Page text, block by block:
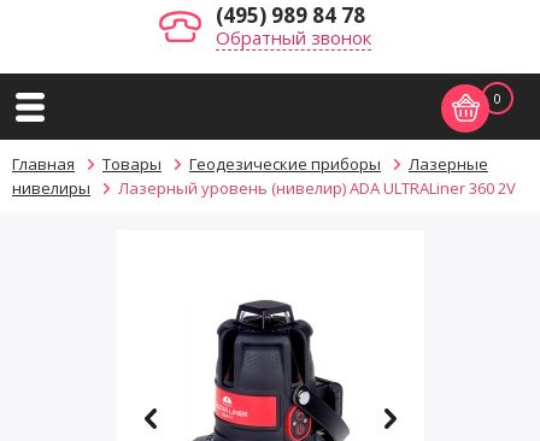
(495) 989 84 78
Обратный звонок
0
Главная Товары Геодезические приборы
Лазерные
нивелиры
Лазерный уровень (нивелир) ADA ULTRALiner 360 2V